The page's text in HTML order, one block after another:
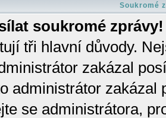
Soukromé
soukromé zprávy!
tři hlavní důvody.
zakázal
administrátor zakázal
se administrátora,